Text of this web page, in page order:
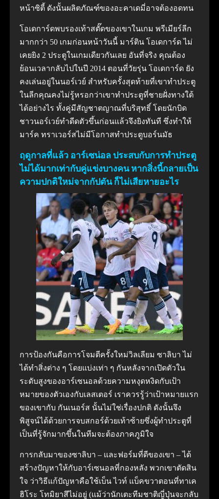
หน้าซิตี้ ดังนั้นผลิตภัณฑ์ของอะคาเดมี่อาจต้องอดทน
โอเดการ์ดพบรองเท้าสตั๊ดของเขาในเกม พรีเมียร์ลีก
มากกว่า 50 เกมก่อนหน้าวันนี้ มาร์ติน โอเดการ์ด ไม่
เคยยิง 2 ประตูในเกมเดียวกันเลย อันที่จริง คุณต้อง
ย้อนเวลากลับไปในปี 2014 ตอนที่วัยรุ่น โอเดการ์ด ยัง
คงเล่นอยู่ในนอร์เวย์ สำหรับครั้งสุดท้ายที่เขาทำประตู
ในลีกคุณคงไม่รู้หรอกว่าเขาทำประตูที่ชายฝั่งทางใต้
ได้อย่างไร ทั้งคู่มีสัญชาตญาณที่บริสุทธิ์ โดยนักบิด
ชาวนอร์เวย์ทำดีดตัวขึ้นก่อนแล้วจึงยิงทันที ซึ่งทำให้
มาร์ค ทราเวอร์สไม่มีโอกาสทำประตูบอร์นมัธ
ฤดูกาลที่แล้ว อาร์เซน่อล ประสบกับการทำประตู
ไม่ได้มากเท่ากับคู่แข่งบางคน หากสิ่งนี้กลายเป็น
ความปกติใหม่จากกัปตัน ก็ไม่เสียหายอะไร
การป้องกันคือการโจมตีครั้งใหม่วิลเลียม ซาลิบา ไม่
ได้ทำสิ่งต่าง ๆ โดยแบ่งเท่า ๆ กันหลังจากเปิดตัวใน
ระดับสูงของอาร์เซนอลด้วยความหงุดหงิดกับเป้า
หมายของตัวเองกับเลสเตอร์ เราควรรู้ว่าเป้าหมายแรก
ของเขากับ กันเนอร์ส นั้นไม่ใช่เรื่องปกติ ดังนั้นจึง
พิสูจน์ได้ด้วยการจบสกอร์ด้วยเท้าซ้ายซึ่งผู้ทำประตูที่
เป็นที่รู้จักมากขึ้นในทีมจะต้องภาคภูมิใจ
การกลับมาของซาลิบา – และฟอร์มที่ดีของเขา – ได้
สร้างปัญหาให้กับอาร์เซนอลที่กองหลัง พวกเขาตัดสิน
ใจ ว่าวิธีแก้ปัญหาคือใช้เบ็น ไวท์ แบ็คขวาตอนที่ทาเค
ฮิโระ โทมิยาสึไม่อยู่ (แม้ว่านักเตะทีมชาติญี่ปุ่นจะกลับ